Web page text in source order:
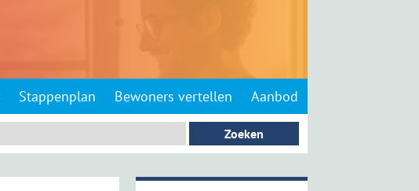
Stappenplan Bewoners vertellen Aanbod